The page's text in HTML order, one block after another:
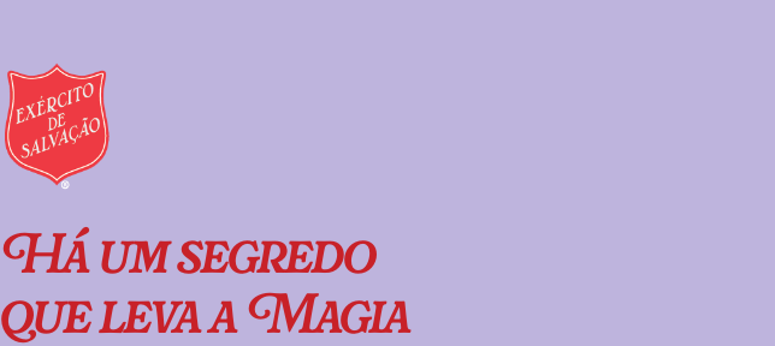
Há um segredo
que leva a Magia